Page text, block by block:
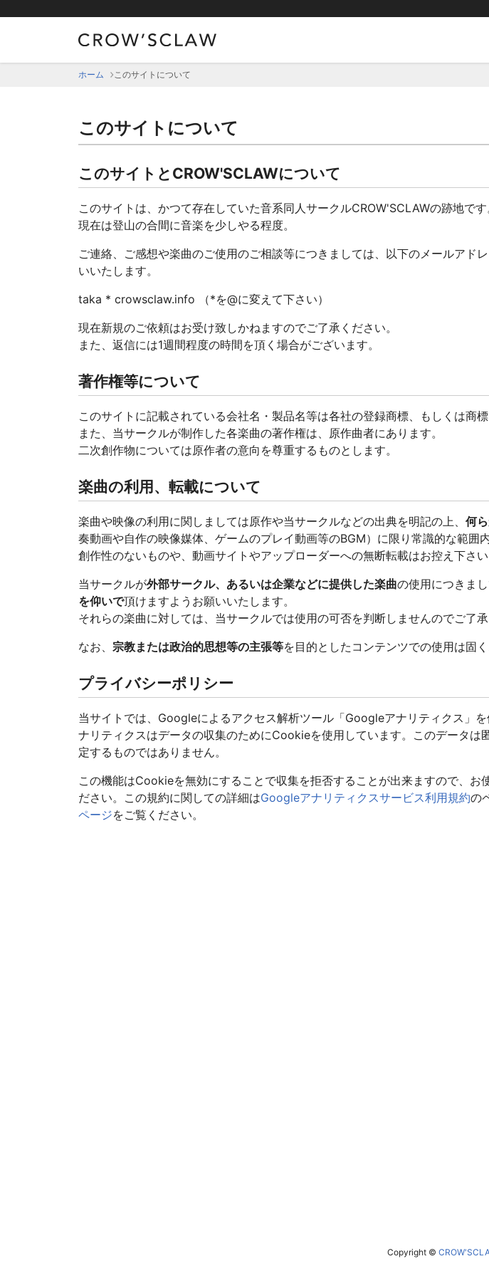
ホーム このサイトについて
このサイトについて
このサイトと CROW'SCLAWについて
このサイトは、かつて存在していた音系同人サークルCROW'SCLAWの跡地です
現在は登山の合間に音楽を少しやる程度。
ご連絡、ご感想や楽曲のご使用のご相談等につきましては、以下のメールアド
いいたします。
taka * crowsclaw.info （*を@に変えて下さい）
現在新規のご依頼はお受け致しかねますのでご了承ください。
また、返信には1週間程度の時間を頂く場合がございます。
著作権等について
このサイトに記載されている会社名・製品名等は各社の登録商標、もしくは商標
また、当サークルが制作した各楽曲の著作権は、原作曲者にあります。
二次創作物については原作者の意向を尊重するものとします。
楽曲の利用、転載について
楽曲や映像の利用に関しましては原作や当サークルなどの出典を明記の上、 何
奏動画や自作の映像媒体、ゲームのプレイ動画等のBGM）に限り常識的な範囲
創作性のないものや、動画サイトやアップローダーへの無断転載はお控え下さい
当サークルが外部サークル、あるいは企業などに提供した楽曲の使用につきまし
を仰いで頂けますようお願いいたします。
それらの楽曲に対しては、当サークルでは使用の可否を判断しませんのでご了承
なお、 宗教または政治的思想等の主張等を目的としたコンテンツでの使用は固く
プライバシーポリシー
当サイトでは、Googleによるアクセス解析ツール「Googleアナリティクス」
ナリティクスはデータの収集のためにCookieを使用しています。このデータは
定するものではありません。
この機能はCookieを無効にすることで収集を拒否することが出来ますので、お
ださい。この規約に関しての詳細はGoogleアナリティクスサービス利用規約の
ページをご覧ください。
Copyright ©